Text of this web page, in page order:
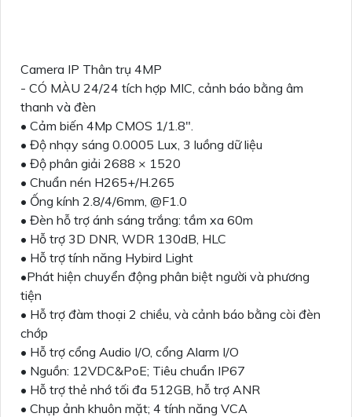
Camera IP Thân trụ 4MP
- CÓ MÀU 24/24 tích hợp MIC, cảnh báo bằng âm
thanh và đèn
• Cảm biến 4Mp CMOS 1/1.8".
• Độ nhạy sáng 0.0005 Lux, 3 luồng dữ liệu
• Độ phân giải 2688 × 1520
• Chuẩn nén H265+/H.265
• Ống kính 2.8/4/6mm, @F1.0
• Đèn hỗ trợ ánh sáng trắng: tầm xa 60m
• Hỗ trợ 3D DNR, WDR 130dB, HLC
• Hỗ trợ tính năng Hybird Light
•Phát hiện chuyển động phân biệt người và phương
tiện
• Hỗ trợ đàm thoại 2 chiều, và cảnh báo bằng còi đèn
chớp
• Hỗ trợ cổng Audio I/O, cổng Alarm I/O
• Nguồn: 12VDC&PoE; Tiêu chuẩn IP67
• Hỗ trợ thẻ nhớ tối đa 512GB, hỗ trợ ANR
• Chụp ảnh khuôn mặt; 4 tính năng VCA